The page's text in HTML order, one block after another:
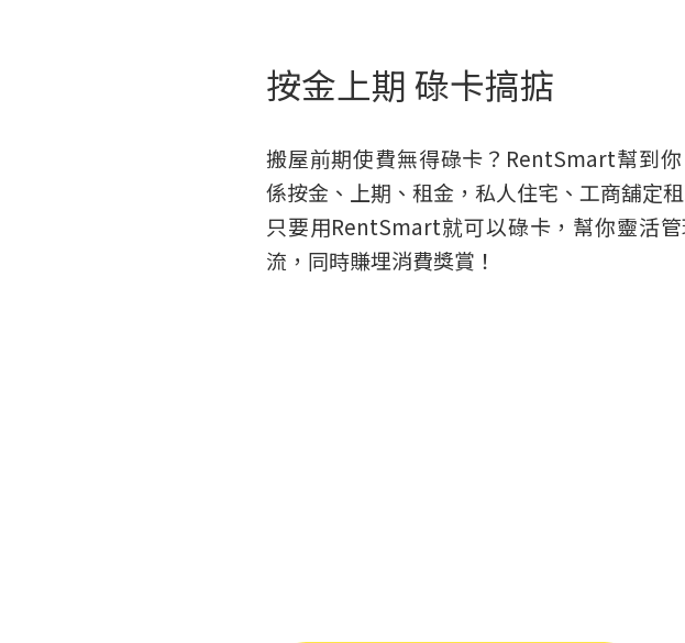
按金上期 碌卡搞掂
搬屋前期使費無得碌卡？RentSmart幫到
係按金、上期、租金，私人住宅、工商舖定租
只要用RentSmart就可以碌卡，幫你靈活
流，同時賺埋消費獎賞！